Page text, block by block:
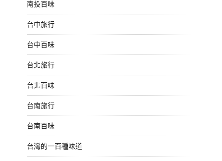
南投百味
台中旅行
台中百味
台北旅行
台北百味
台南旅行
台南百味
台灣的一百種味道